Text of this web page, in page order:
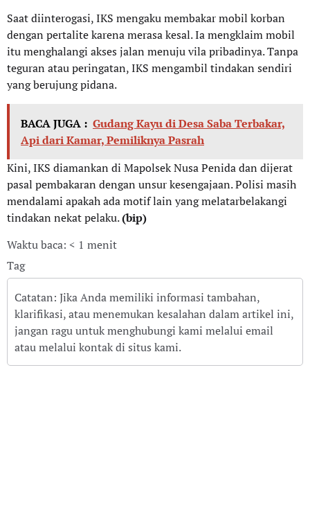
Saat diinterogasi, IKS mengaku membakar mobil korban
dengan pertalite karena merasa kesal. Ia mengklaim mobil
itu menghalangi akses jalan menuju vila pribadinya. Tanpa
teguran atau peringatan, IKS mengambil tindakan sendiri
yang berujung pidana.
BACA JUGA : Gudang Kayu di Desa Saba Terbakar,
Api dari Kamar, Pemiliknya Pasrah
Kini, IKS diamankan di Mapolsek Nusa Penida dan dijerat
pasal pembakaran dengan unsur kesengajaan. Polisi masih
mendalami apakah ada motif lain yang melatarbelakangi
tindakan nekat pelaku.(bip)
Waktu baca: < 1 menit
Tag
Catatan: Jika Anda memiliki informasi tambahan,
klarifikasi, atau menemukan kesalahan dalam artikel ini,
jangan ragu untuk menghubungi kami melalui email
atau melalui kontak di situs kami.